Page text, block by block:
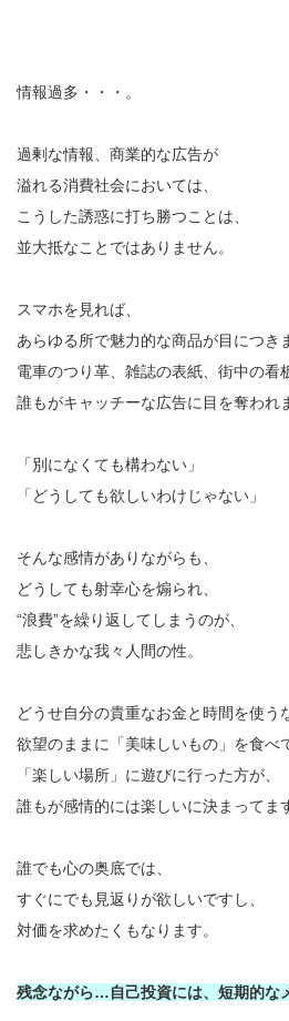
情報過多・・・。
過剰な情報、商業的な広告が
溢れる消費社会においては、
こうした誘惑に打ち勝つことは、
並大抵なことではありません。
スマホを見れば、
あらゆる所で魅力的な商品が目につき
電車のつり革、雑誌の表紙、街中の看
誰もがキャッチーな広告に目を奪われ
「別になくても構わない」
「どうしても欲しいわけじゃない」
そんな感情がありながらも、
どうしても射幸心を煽られ、
“浪費”を繰り返してしまうのが、
悲しきかな我々人間の性。
どうせ自分の貴重なお金と時間を使う
欲望のままに「美味しいもの」を食べ
「楽しい場所」に遊びに行った方が、
誰もが感情的には楽しいに決まってま
誰でも心の奥底では、
すぐにでも見返りが欲しいですし、
対価を求めたくもなります。
残念ながら…自己投資には、短期的な